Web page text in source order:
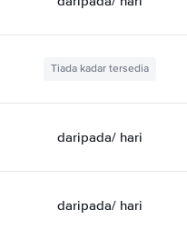
Tiada kadar tersedia
daripada/ hari
daripada/ hari